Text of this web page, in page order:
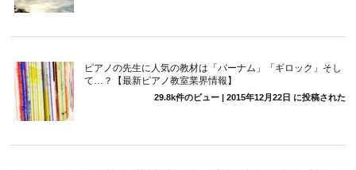
ピアノの先生に人気の教材は「バーナム」「ギロック」そし
て…？【最新ピアノ教室業界情報】
29.8k件のビュー| 2015年12月22日 に投稿された